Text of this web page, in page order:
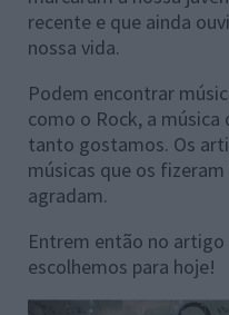
recente e que ainda
nossa vida.
Podem encontrar
como o Rock, a
tanto gostamos. Os
músicas que os
agradam.
Entrem então no
escolhemos para hoje!